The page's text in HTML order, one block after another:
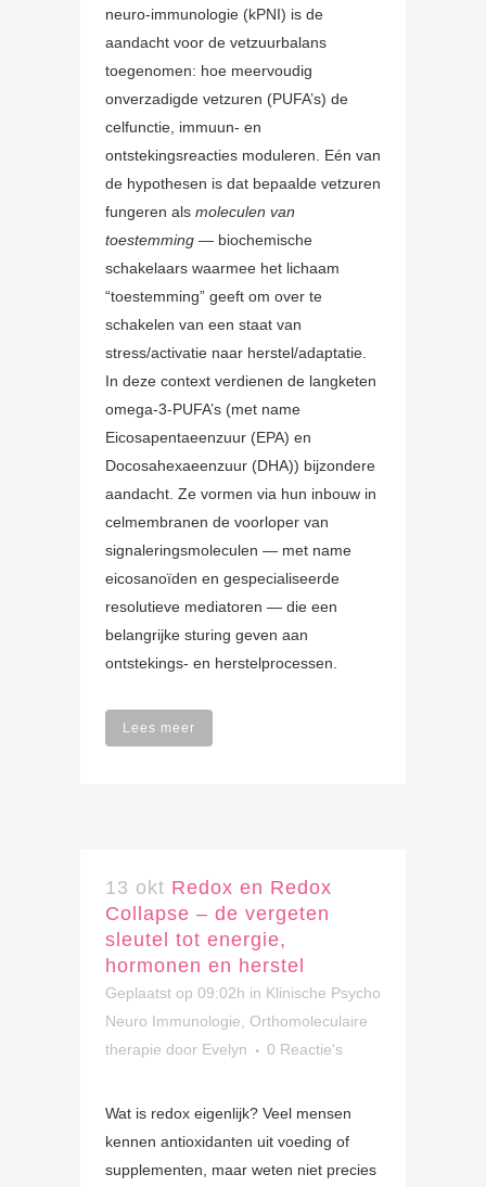
neuro-immunologie (kPNI) is de
aandacht voor de vetzuurbalans
toegenomen: hoe meervoudig
onverzadigde vetzuren (PUFA’s) de
celfunctie, immuun- en
ontstekingsreacties moduleren. Eén van
de hypothesen is dat bepaalde vetzuren
fungeren als moleculen van
toestemming — biochemische
schakelaars waarmee het lichaam
“toestemming” geeft om over te
schakelen van een staat van
stress/activatie naar herstel/adaptatie.
In deze context verdienen de langketen
omega-3-PUFA’s (met name
Eicosapentaeenzuur (EPA) en
Docosahexaeenzuur (DHA)) bijzondere
aandacht. Ze vormen via hun inbouw in
celmembranen de voorloper van
signaleringsmoleculen — met name
eicosanoïden en gespecialiseerde
resolutieve mediatoren — die een
belangrijke sturing geven aan
ontstekings- en herstelprocessen.
Lees meer
13 okt Redox en Redox
Collapse – de vergeten
sleutel tot energie,
hormonen en herstel
Geplaatst op 09:02h in Klinische Psycho
Neuro Immunologie
Orthomoleculaire
therapie door Evelyn 0 Reactie's
Wat is redox eigenlijk? Veel mensen
kennen antioxidanten uit voeding of
supplementen, maar weten niet precies